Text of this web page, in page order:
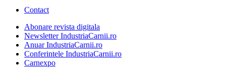
Contact
Abonare revista digitala
Newsletter IndustriaCarnii.ro
Anuar IndustriaCarnii.ro
Conferintele IndustriaCarnii.ro
Carnexpo